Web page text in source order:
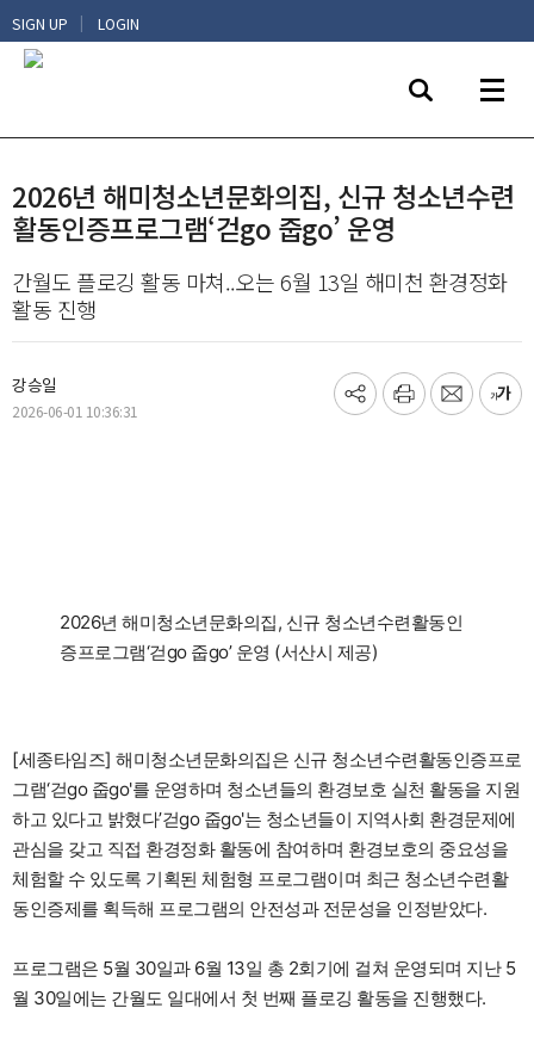
SIGN UP | LOGIN
2026년 해미청소년문화의집, 신규 청소년수련
활동인증프로그램‘걷go 줍go’ 운영
간월도 플로깅 활동 마쳐..오는 6월 13일 해미천 환경정화
활동 진행
강승일
2026-06-01 10:36:31
기
프
메
글
2026년 해미청소년문화의집, 신규 청소년수련활동인
증프로그램‘걷go 줍go’ 운영 (서산시 제공)
[세종타임즈] 해미청소년문화의집은 신규 청소년수련활동인증프로
그램‘걷go 줍go'를 운영하며 청소년들의 환경보호 실천 활동을 지원
하고 있다고 밝혔다’걷go 줍go'는 청소년들이 지역사회 환경문제에
관심을 갖고 직접 환경정화 활동에 참여하며 환경보호의 중요성을
체험할 수 있도록 기획된 체험형 프로그램이며 최근 청소년수련활
동인증제를 획득해 프로그램의 안전성과 전문성을 인정받았다.
프로그램은 5월 30일과 6월 13일 총 2회기에 걸쳐 운영되며 지난 5
월 30일에는 간월도 일대에서 첫 번째 플로깅 활동을 진행했다.